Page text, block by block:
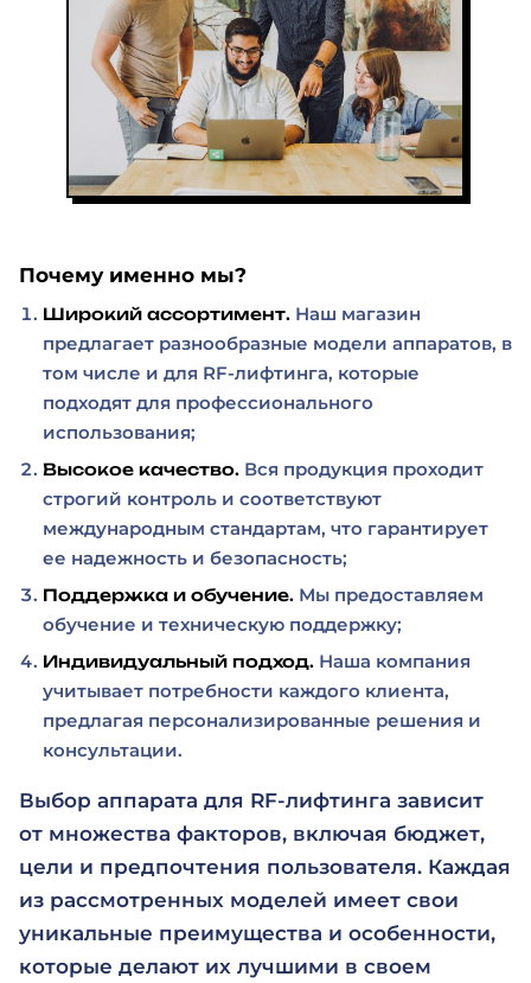
Почему именно мы?
Широкий ассортимент. Наш магазин
предлагает разнообразные модели аппаратов, в
том числе и для RF-лифтинга, которые
подходят для профессионального
использования;
Высокое качество. Вся продукция проходит
строгий контроль и соответствуют
международным стандартам, что гарантирует
ее надежность и безопасность;
Поддержка и обучение. Мы предоставляем
обучение и техническую поддержку;
Индивидуальный подход. Наша компания
учитывает потребности каждого клиента,
предлагая персонализированные решения и
консультации.
Выбор аппарата для RF-лифтинга зависит
от множества факторов, включая бюджет,
цели и предпочтения пользователя. Каждая
из рассмотренных моделей имеет свои
уникальные преимущества и особенности,
которые делают их лучшими в своем